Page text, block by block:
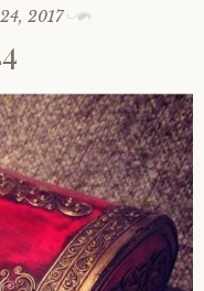
24, 2017